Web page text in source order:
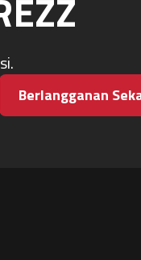
Berlangganan